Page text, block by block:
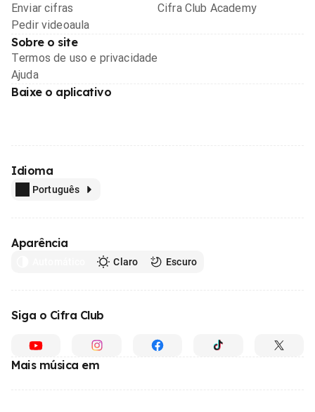
Enviar cifras
Pedir videoaula
Cifra Club Academy
Sobre o site
Termos de uso e privacidade
Ajuda
Baixe o aplicativo
Idioma
Português
Aparência
Claro Escuro
Siga o Cifra Club
Mais música em